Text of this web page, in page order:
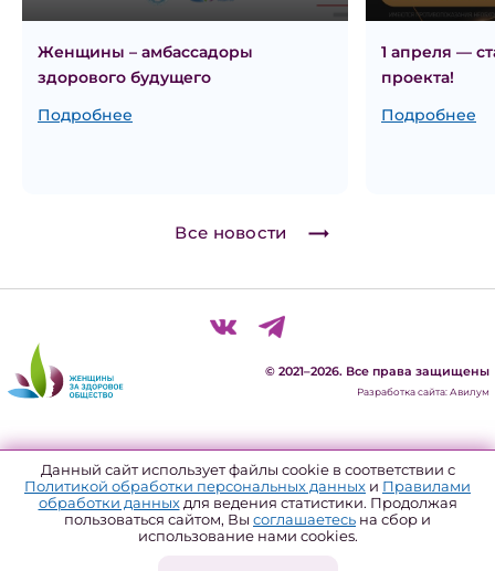
Женщины – амбассадоры
здорового будущего
Подробнее
1 апреля —
проекта!
Подробнее
Все новости
© 2021–2026. Все права защищены
Разработка сайта: Авилум
Политика конфиденциальности
Согласие на обработку персональных данных
Политика использования файлов куки
Данный сайт использует файлы cookie в соответствии с
Политикой обработки персональных данных и Правилами
обработки данныхдля ведения статистики. Продолжая
пользоваться сайтом, Вы соглашаетесь на сбор и
использование нами cookies.